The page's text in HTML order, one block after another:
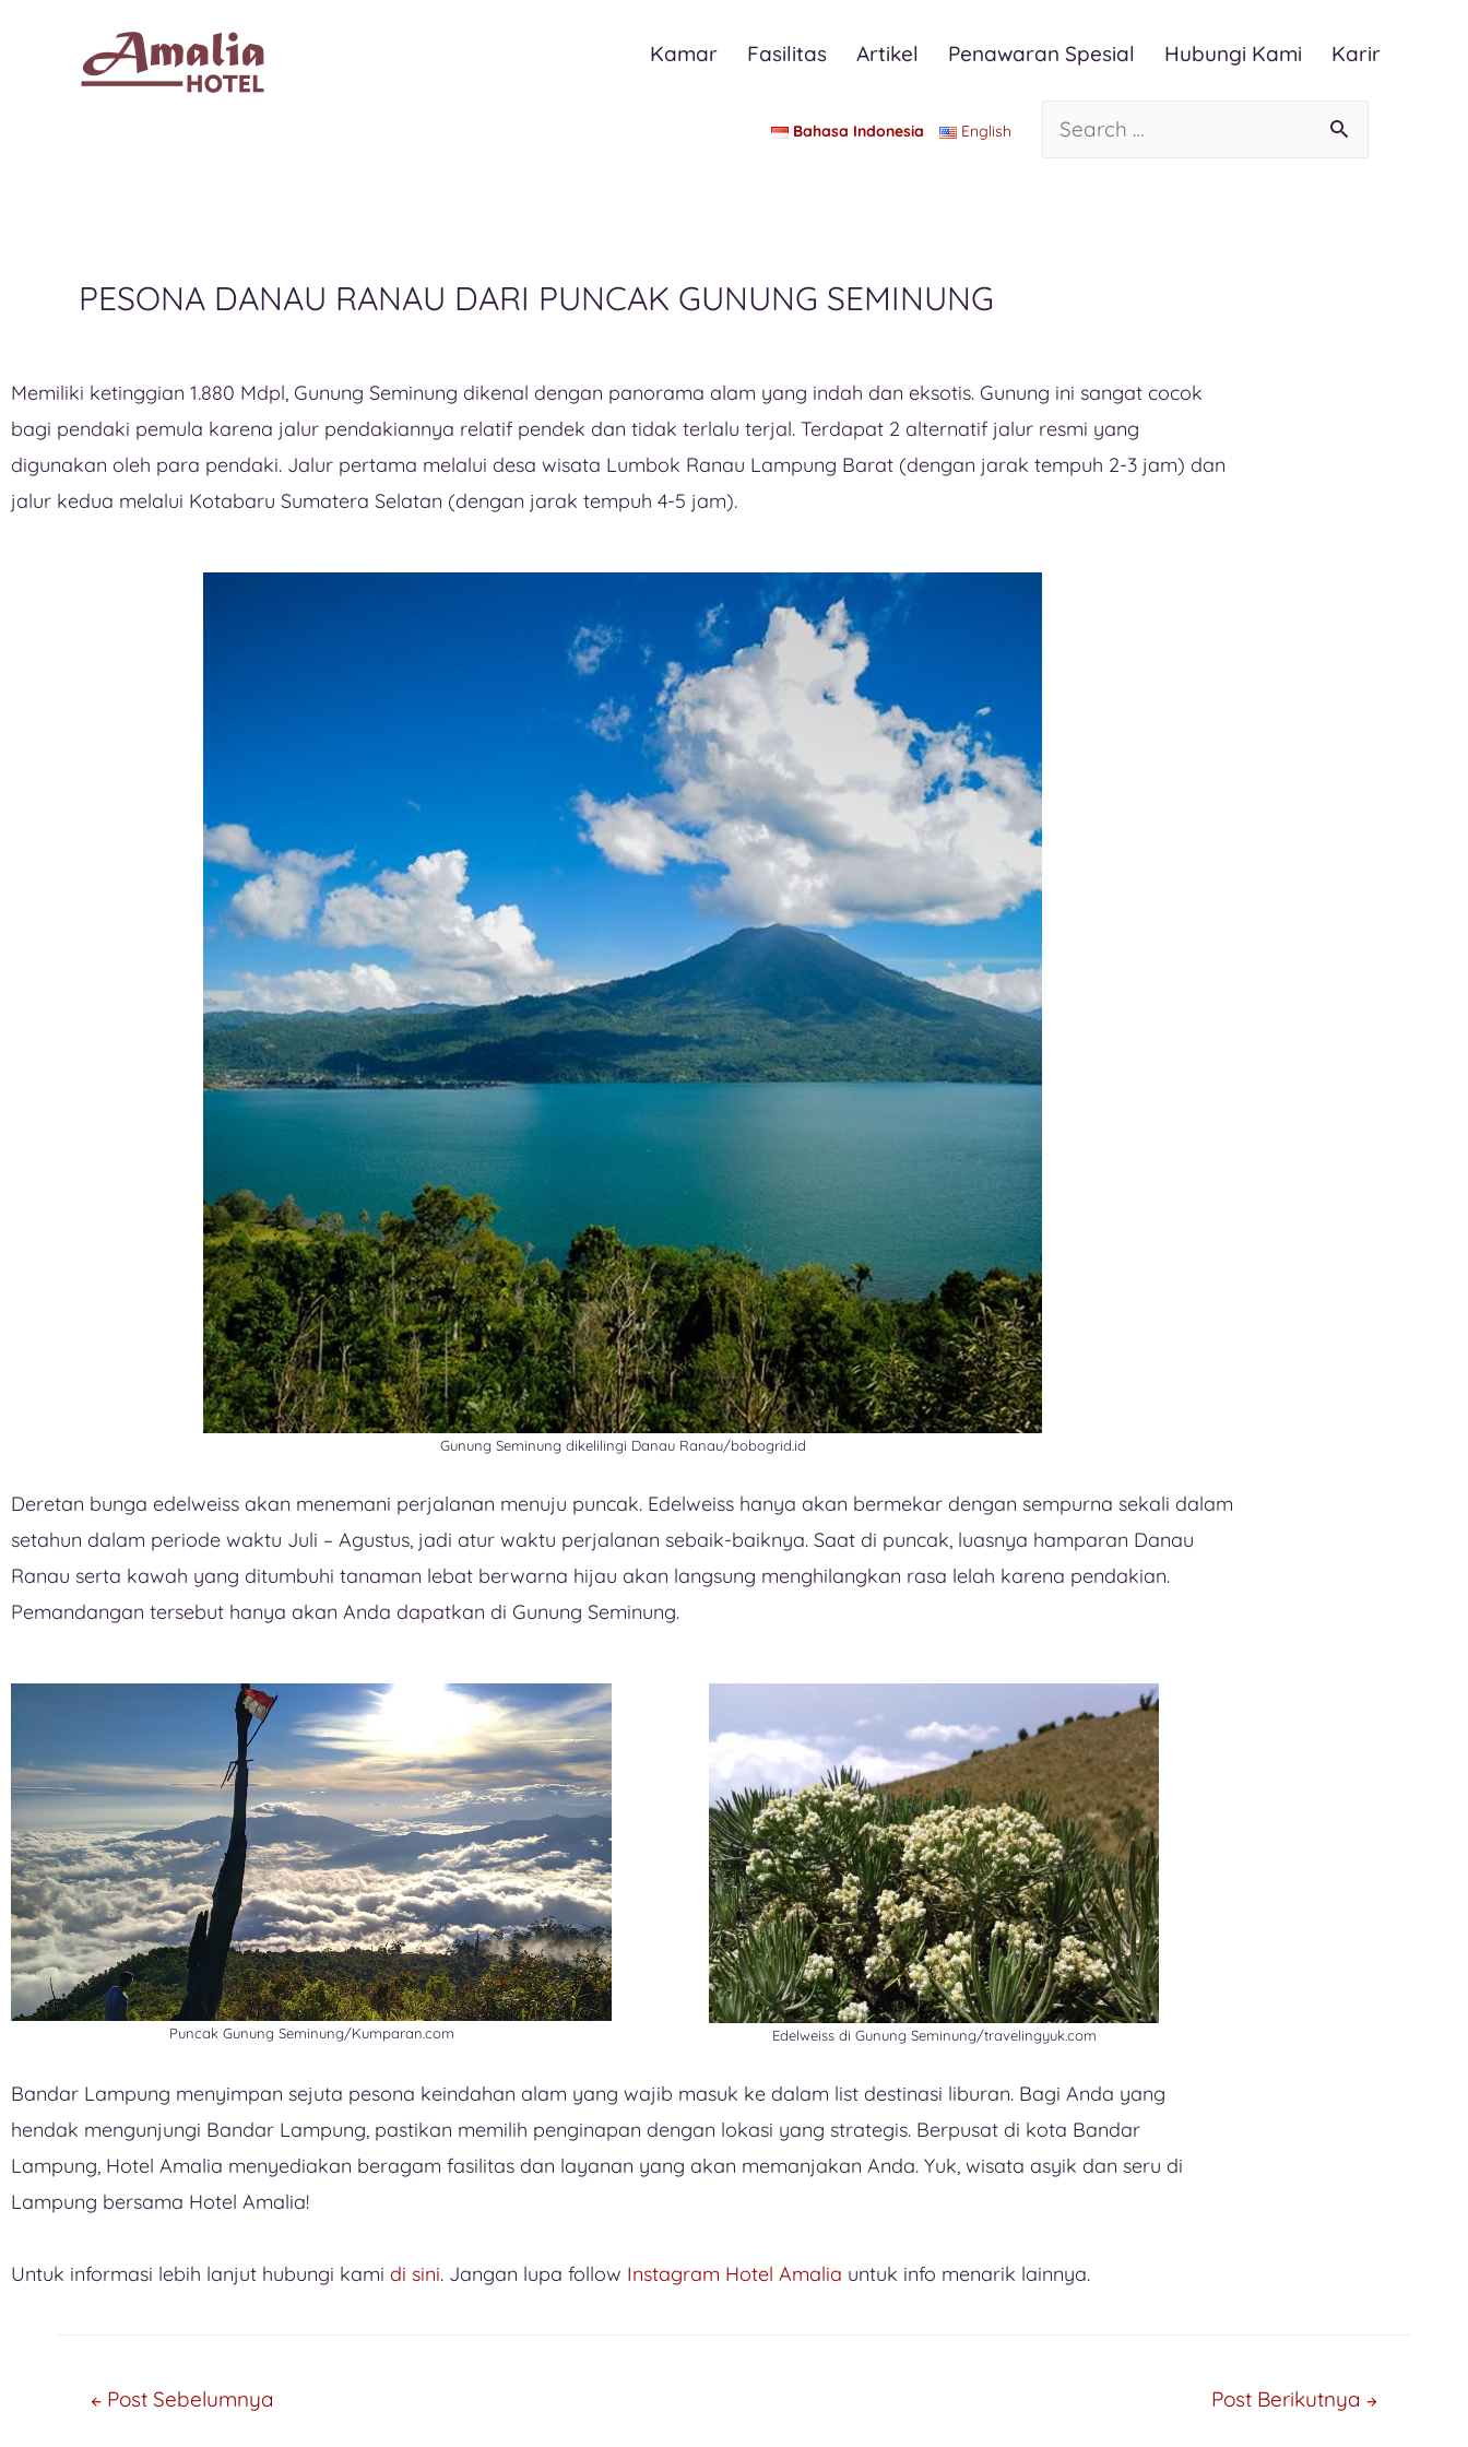
Kamar Fasilitas Artikel Penawaran Spesial Hubungi Kami Karir
Bahasa Indonesia English
PESONA DANAU RANAU DARI PUNCAK GUNUNG SEMINUNG
Memiliki ketinggian 1.880 Mdpl, Gunung Seminung dikenal dengan panorama alam yang indah dan eksotis. Gunung ini sangat cocok
bagi pendaki pemula karena jalur pendakiannya relatif pendek dan tidak terlalu terjal. Terdapat 2 alternatif jalur resmi yang
digunakan oleh para pendaki. Jalur pertama melalui desa wisata Lumbok Ranau Lampung Barat (dengan jarak tempuh 2-3 jam) dan
jalur kedua melalui Kotabaru Sumatera Selatan (dengan jarak tempuh 4-5 jam).
Gunung Seminung dikelilingi Danau Ranau/bobogrid.id
Deretan bunga edelweiss akan menemani perjalanan menuju puncak. Edelweiss hanya akan bermekar dengan sempurna sekali dalam
setahun dalam periode waktu Juli – Agustus, jadi atur waktu perjalanan sebaik-baiknya. Saat di puncak, luasnya hamparan Danau
Ranau serta kawah yang ditumbuhi tanaman lebat berwarna hijau akan langsung menghilangkan rasa lelah karena pendakian.
Pemandangan tersebut hanya akan Anda dapatkan di Gunung Seminung.
Puncak Gunung Seminung/Kumparan.com Edelweiss di Gunung Seminung/travelingyuk.com
Bandar Lampung menyimpan sejuta pesona keindahan alam yang wajib masuk ke dalam list destinasi liburan. Bagi Anda yang
hendak mengunjungi Bandar Lampung, pastikan memilih penginapan dengan lokasi yang strategis. Berpusat di kota Bandar
Lampung, Hotel Amalia menyediakan beragam fasilitas dan layanan yang akan memanjakan Anda. Yuk, wisata asyik dan seru di
Lampung bersama Hotel Amalia!
Untuk informasi lebih lanjut hubungi kami di sini. Jangan lupa follow Instagram Hotel Amalia untuk info menarik lainnya.
←Post Sebelumnya Post Berikutnya →